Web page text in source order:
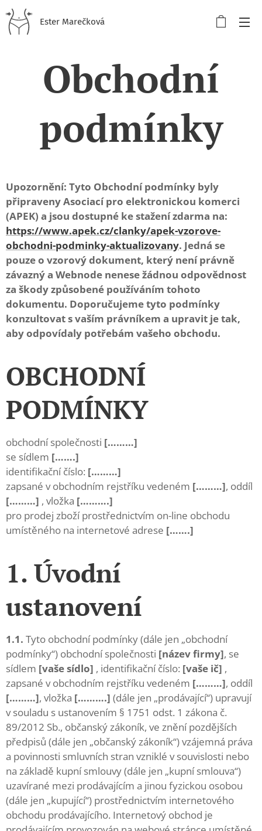
Ester Marečková
Obchodní
podmínky
Upozornění: Tyto Obchodní podmínky byly
připraveny Asociací pro elektronickou komerci
(APEK) a jsou dostupné ke stažení zdarma na:
https://www.apek.cz/clanky/apek-vzorove-
obchodni-podminky-aktualizovany. Jedná se
pouze o vzorový dokument, který není právně
závazný a Webnode nenese žádnou odpovědnost
za škody způsobené používáním tohoto
dokumentu. Doporučujeme tyto podmínky
konzultovat s vaším právníkem a upravit je tak,
aby odpovídaly potřebám vašeho obchodu.
OBCHODNÍ
PODMÍNKY
obchodní společnosti [………]
se sídlem […….]
identifikační číslo: [………]
zapsané v obchodním rejstříku vedeném [………], oddíl
[………] , vložka [……….]
pro prodej zboží prostřednictvím on-line obchodu
umístěného na internetové adrese […….]
1. Úvodní
ustanovení
1.1. Tyto obchodní podmínky (dále jen „obchodní
podmínky“) obchodní společnosti [název firmy], se
sídlem [vaše sídlo] , identifikační číslo: [vaše ič] ,
zapsané v obchodním rejstříku vedeném [………], oddíl
[………], vložka [……….] (dále jen „prodávající“) upravují
v souladu s ustanovením § 1751 odst. 1 zákona č.
89/2012 Sb., občanský zákoník, ve znění pozdějších
předpisů (dále jen „občanský zákoník“) vzájemná práva
a povinnosti smluvních stran vzniklé v souvislosti nebo
na základě kupní smlouvy (dále jen „kupní smlouva“)
uzavírané mezi prodávajícím a jinou fyzickou osobou
(dále jen „kupující“) prostřednictvím internetového
obchodu prodávajícího. Internetový obchod je